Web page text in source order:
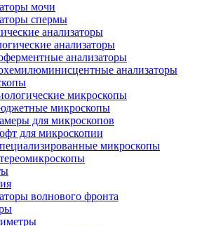
мочи
спермы
анализаторы
анализаторы
анализаторы
анализаторы
микроскопы
микроскопы
для микроскопов
для микроскопии
микроскопы
волнового фронта